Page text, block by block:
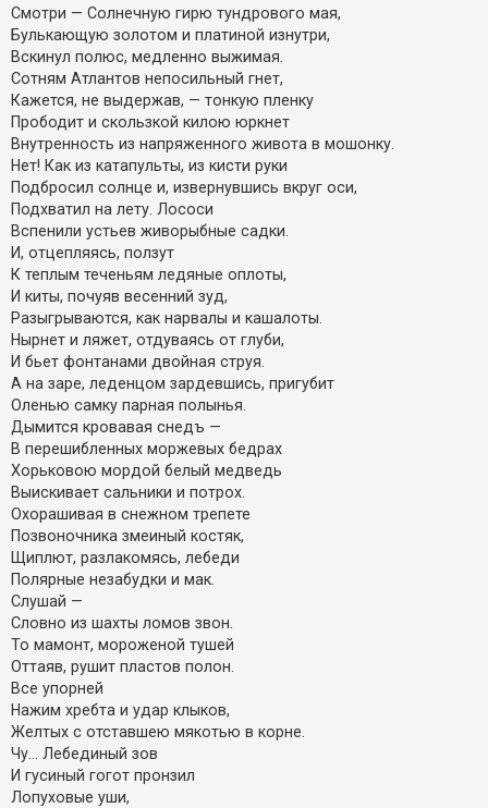
о
м
л
н
н
Смотри — Солнечную гирю тундрового мая,
Булькающую золотом и платиной изнутри,
Вскинул полюс, медленно выжимая.
Сотням Атлантов непосильный гнет,
Кажется, не выдержав, — тонкую пленку
Прободит и скользкой килою юркнет
Внутренность из напряженного живота в мошонку.
Нет! Как из катапульты, из кисти руки
Подбросил солнце и, извернувшись вкруг оси,
Подхватил на лету. Лососи
Вспенили устьев живорыбные садки.
И, отцепляясь, ползут
К теплым теченьям ледяные оплоты,
И киты, почуяв весенний зуд,
Разыгрываются, как нарвалы и кашалоты.
Нырнет и ляжет, отдуваясь от глуби,
И бьет фонтанами двойная струя.
А на заре, леденцом зардевшись, пригубит
Оленью самку парная полынья.
Дымится кровавая снедъ —
В перешибленных моржевых бедрах
Хорьковою мордой белый медведь
Выискивает сальники и потрох.
Охорашивая в снежном трепете
Позвоночника змеиный костяк,
Щиплют, разлакомясь, лебеди
Полярные незабудки и мак.
Слушай —
Словно из шахты ломов звон.
То мамонт, мороженой тушей
Оттаяв, рушит пластов полон.
Все упорней
Нажим хребта и удар клыков,
Желтых с отставшею мякотью в корне.
Чу... Лебединый зов
И гусиный гогот пронзил
Лопуховые уши,